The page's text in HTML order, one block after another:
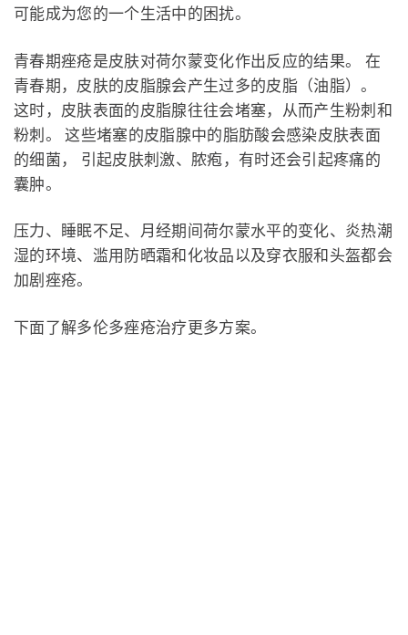
可能成为您的一个生活中的困扰。
青春期痤疮是皮肤对荷尔蒙变化作出反应的结果。 在
青春期，皮肤的皮脂腺会产生过多的皮脂（油脂）。
这时，皮肤表面的皮脂腺往往会堵塞，从而产生粉刺和
粉刺。 这些堵塞的皮脂腺中的脂肪酸会感染皮肤表面
的细菌， 引起皮肤刺激、脓疱，有时还会引起疼痛的
囊肿。
压力、睡眠不足、月经期间荷尔蒙水平的变化、炎热潮
湿的环境、滥用防晒霜和化妆品以及穿衣服和头盔都会
加剧痤疮。
下面了解多伦多痤疮治疗更多方案。